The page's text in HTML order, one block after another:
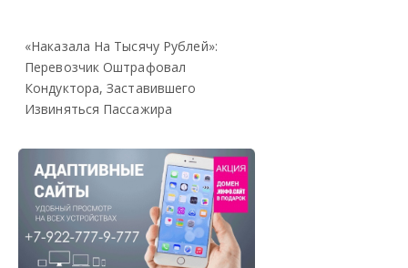
«Наказала На Тысячу Рублей»:
Перевозчик Оштрафовал
Кондуктора, Заставившего
Извиняться Пассажира